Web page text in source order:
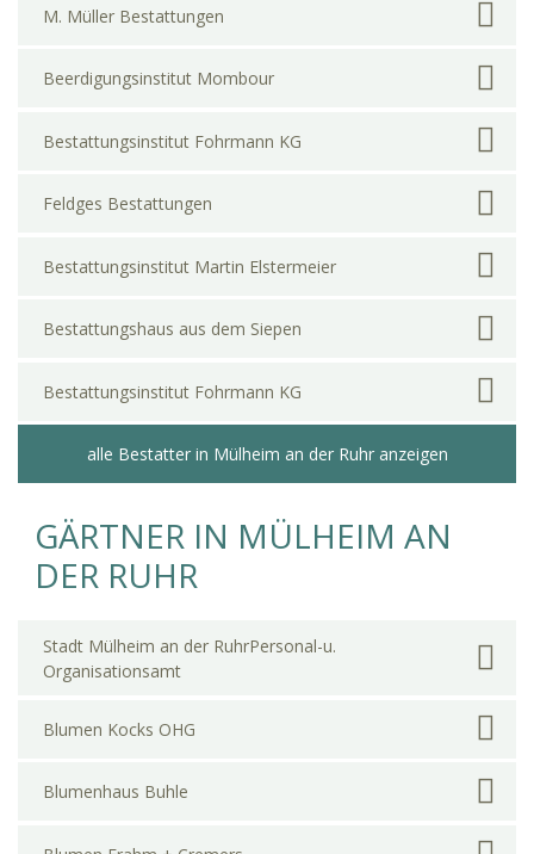
M. Müller Bestattungen
Beerdigungsinstitut Mombour
Bestattungsinstitut Fohrmann KG
Feldges Bestattungen
Bestattungsinstitut Martin Elstermeier
Bestattungshaus aus dem Siepen
Bestattungsinstitut Fohrmann KG
alle Bestatter in Mülheim an der Ruhr anzeigen
GÄRTNER IN MÜLHEIM AN
DER RUHR
Stadt Mülheim an der RuhrPersonal-u.
Organisationsamt
Blumen Kocks OHG
Blumenhaus Buhle